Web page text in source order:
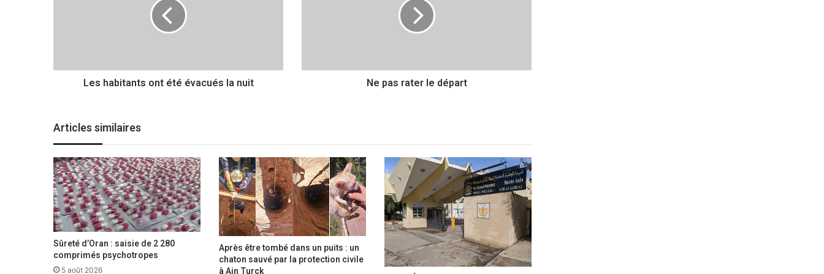
a
n
t
é
t
é
é
v
a
u
é
Les habitants ont été évacués la nuit
e
p
a
r
t
Ne pas rater le départ
Articles similaires
Sûreté d’Oran : saisie de 2 280
comprimés psychotropes
5 août 2026
Après être tombé dans un puits : un
chaton sauvé par la protection civile
à Ain Turck